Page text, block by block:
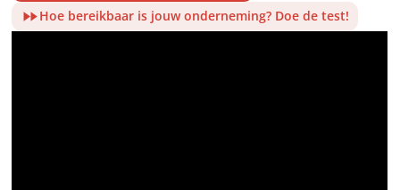
Hoe bereikbaar is jouw onderneming? Doe de test!